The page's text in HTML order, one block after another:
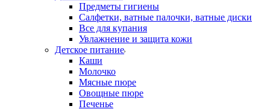
Предметы гигиены
Салфетки, ватные палочки, ватные диски
Все для купания
Увлажнение и защита кожи
Детское питание
Каши
Молочко
Мясные пюре
Овощные пюре
Печенье